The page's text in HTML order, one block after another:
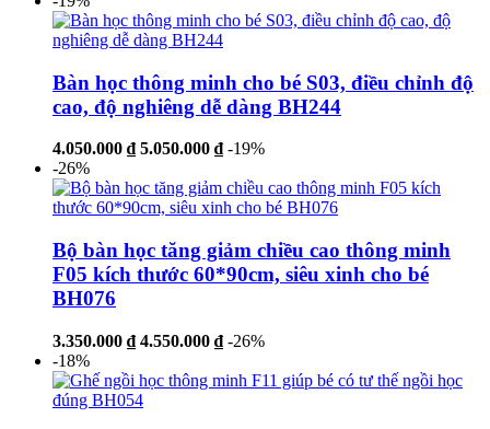
Bàn học thông minh cho bé S03, điều chỉnh độ
cao, độ nghiêng dễ dàng BH244
4.050.000 ₫ 5.050.000 ₫ -19%
-26%
Bộ bàn học tăng giảm chiều cao thông minh
F05 kích thước 60*90cm, siêu xinh cho bé
BH076
3.350.000 ₫ 4.550.000 ₫ -26%
-18%